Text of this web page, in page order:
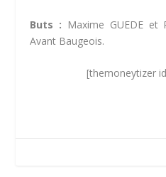
Buts : Maxime GUEDE et
Avant Baugeois.
[themoneytizer